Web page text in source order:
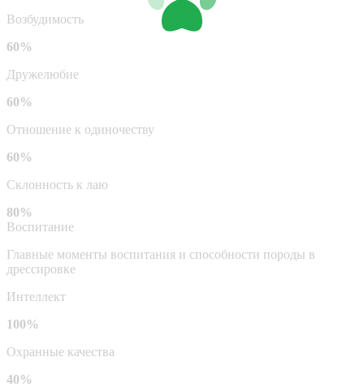
Возбудимость
60%
Дружелюбие
60%
Отношение к одиночеству
60%
Склонность к лаю
80%
Воспитание
Главные моменты воспитания и способности породы в
дрессировке
Интеллект
100%
Охранные качества
40%